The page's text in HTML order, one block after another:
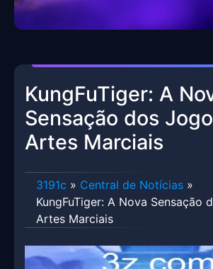
KungFuTiger: A
Sensação dos
Artes Marciais
3191c » Central de Notícias »
KungFuTiger: A Nova Sensação
Artes Marciais